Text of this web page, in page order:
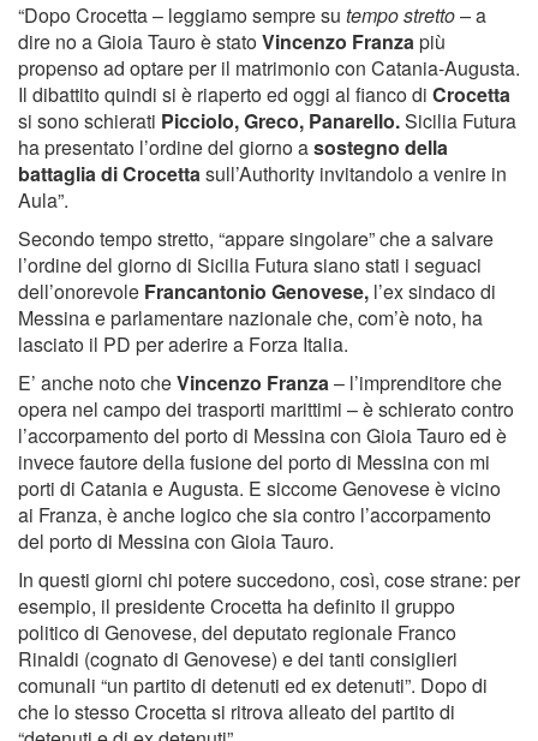
“Dopo Crocetta – leggiamo sempre su tempo stretto –a
dire no a Gioia Tauro è statoVincenzo Franzapiù
propenso ad optare per il matrimonio con Catania-Augusta.
Il dibattito quindi si è riaperto ed oggi al fianco di Crocetta
si sono schierati Picciolo, Greco, Panarello.Sicilia Futura
ha presentato l’ordine del giorno asostegno della
battaglia di Crocettasull’Authority invitandolo a venire in
Aula”.
Secondo tempo stretto, “appare singolare” che a salvare
l’ordine del giorno di Sicilia Futura siano stati i seguaci
dell’onorevole Francantonio Genovese, l’ex sindaco di
Messina e parlamentare nazionale che, com’è noto, ha
lasciato il PD per aderire a Forza Italia.
E’ anche noto cheVincenzo Franza– l’imprenditore che
opera nel campo dei trasporti marittimi – è schierato contro
l’accorpamento del porto di Messina con Gioia Tauro ed è
invece fautore della fusione del porto di Messina con mi
porti di Catania e Augusta. E siccome Genovese è vicino
ai Franza, è anche logico che sia contro l’accorpamento
del porto di Messina con Gioia Tauro.
In questi giorni chi potere succedono, così, cose strane: per
esempio, il presidente Crocetta ha definito il gruppo
politico di Genovese, del deputato regionale Franco
Rinaldi (cognato di Genovese) e dei tanti consiglieri
comunali “un partito di detenuti ed ex detenuti”. Dopo di
che lo stesso Crocetta si ritrova alleato del partito di